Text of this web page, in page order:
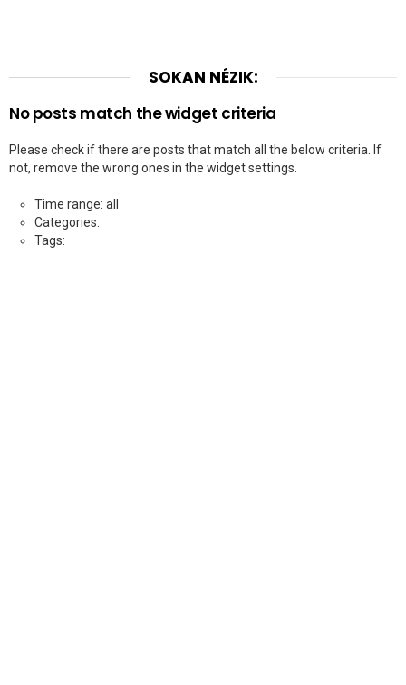
SOKAN NÉZIK:
No posts match the widget criteria
Please check if there are posts that match all the below criteria. If
not, remove the wrong ones in the widget settings.
Time range: all
Categories:
Tags: